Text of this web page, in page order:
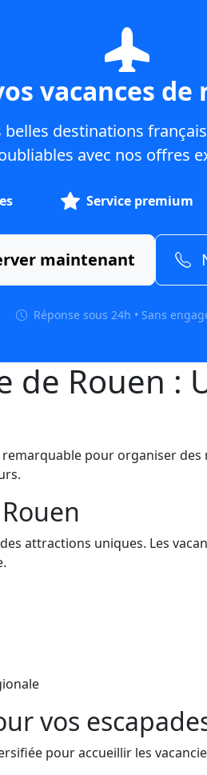
vacances de
belles destinations
avec nos offres
Service premium
maintenant
Réponse sous 24h • Sans
de Rouen :
pour organiser
attractions uniques. Les
vos
pour accueillir les